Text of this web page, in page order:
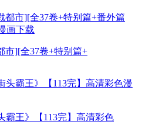
市][全37卷+特别篇+
霸王》【113完】高清彩色